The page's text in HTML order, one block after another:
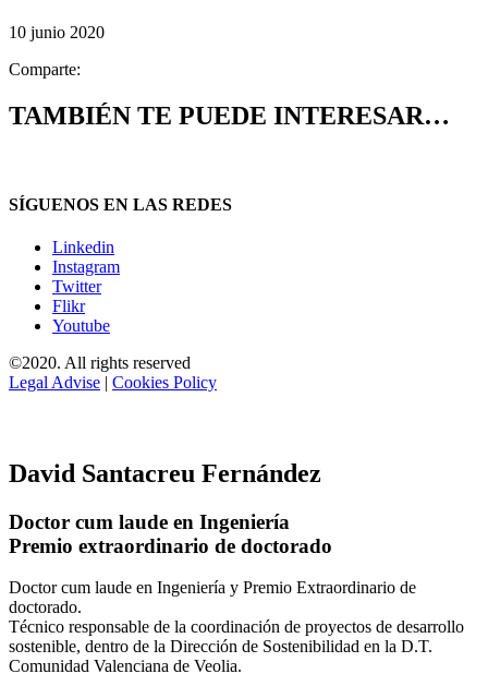
10 junio 2020
Comparte:
TAMBIÉN TE PUEDE INTERESAR…
SÍGUENOS EN LAS REDES
Linkedin
Instagram
Twitter
Flikr
Youtube
©2020. All rights reserved
Legal Advise | Cookies Policy
David Santacreu Fernández
Doctor cum laude en Ingeniería
Premio extraordinario de doctorado
Doctor cum laude en Ingeniería y Premio Extraordinario de
doctorado.
Técnico responsable de la coordinación de proyectos de desarrollo
sostenible, dentro de la Dirección de Sostenibilidad en la D.T.
Comunidad Valenciana de Veolia.